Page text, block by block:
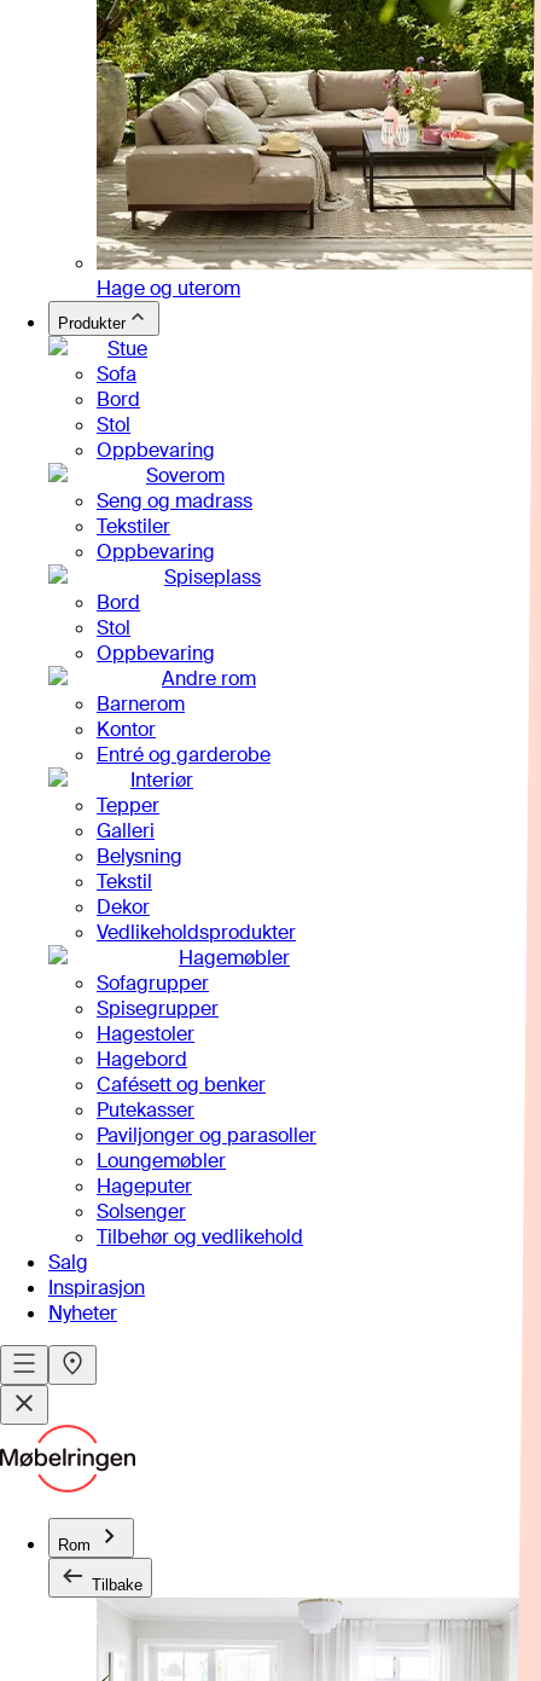
Hage og uterom
Produkter
Stue
Sofa
Bord
Stol
Oppbevaring
Soverom
Seng og madrass
Tekstiler
Oppbevaring
Spiseplass
Bord
Stol
Oppbevaring
Andre rom
Barnerom
Kontor
Entré og garderobe
Interiør
Tepper
Galleri
Belysning
Tekstil
Dekor
Vedlikeholdsprodukter
Hagemøbler
Sofagrupper
Spisegrupper
Hagestoler
Hagebord
Cafésett og benker
Putekasser
Paviljonger og parasoller
Loungemøbler
Hageputer
Solsenger
Tilbehør og vedlikehold
Salg
Inspirasjon
Nyheter
Rom
Tilbake